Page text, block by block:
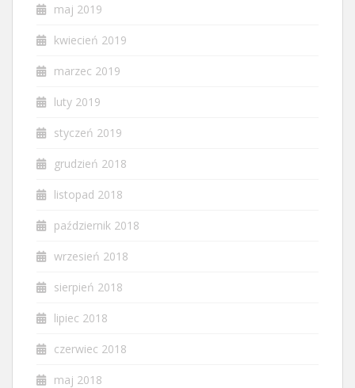
maj 2019
kwiecień 2019
marzec 2019
luty 2019
styczeń 2019
grudzień 2018
listopad 2018
październik 2018
wrzesień 2018
sierpień 2018
lipiec 2018
czerwiec 2018
maj 2018